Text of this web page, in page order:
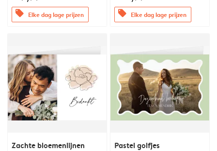
offers Elke dag lage prijzen offers Elke dag lage prijzen
Zachte bloemenlijnen Pastel golfjes